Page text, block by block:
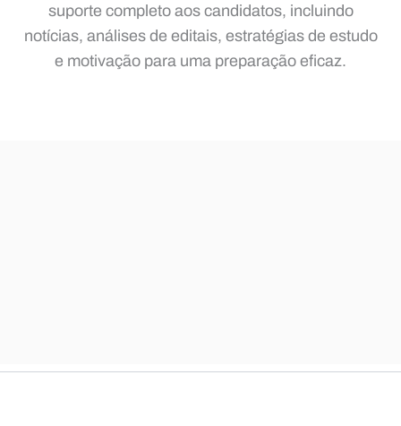
suporte completo aos candidatos, incluindo
notícias, análises de editais, estratégias de estudo
e motivação para uma preparação eficaz.